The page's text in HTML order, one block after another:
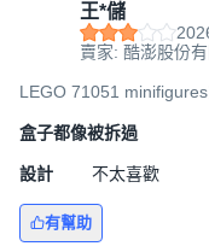
王*儲
賣家: 酷澎股份
LEGO 71051
盒子都像被拆過
設計 不太喜歡
有幫助